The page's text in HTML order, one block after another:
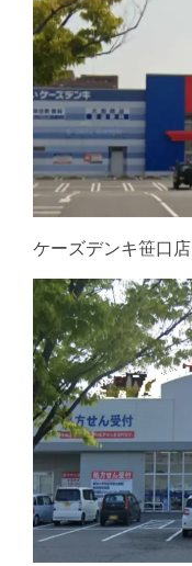
ケーズデンキ笹口店